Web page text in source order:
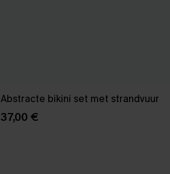
Abstracte bikini set met strandvuur
37,00 €